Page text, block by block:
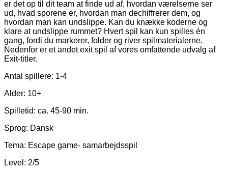
er det op til dit team at finde ud af, hvordan værelserne ser
ud, hvad sporene er, hvordan man dechiffrerer dem, og
hvordan man kan undslippe. Kan du knække koderne og
klare at undslippe rummet? Hvert spil kan kun spilles én
gang, fordi du markerer, folder og river spilmaterialerne.
Nedenfor er et andet exit spil af vores omfattende udvalg af
Exit-titler.
Antal spillere: 1-4
Alder: 10+
Spilletid: ca. 45-90 min.
Sprog: Dansk
Tema: Escape game- samarbejdsspil
Level: 2/5